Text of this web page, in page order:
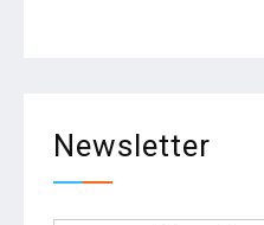
Newsletter